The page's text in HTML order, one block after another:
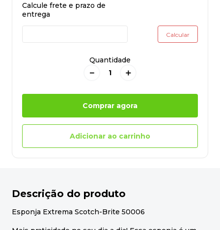
Quantidade
＋
－
Comprar agora
Adicionar ao carrinho
Descrição do produto
Esponja Extrema Scotch-Brite 50006